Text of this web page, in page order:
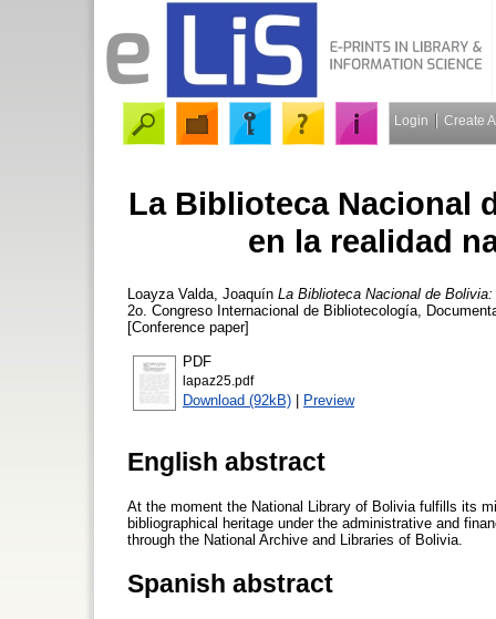
Login Create
La Biblioteca Nacional
en la realidad
Loayza Valda, Joaquín La Biblioteca Nacional de
2o. Congreso Internacional de Bibliotecología,
[Conference paper]
PDF
lapaz25.pdf
Download (92kB) | Preview
English abstract
At the moment the National Library of Bolivia fulfills its
bibliographical heritage under the administrative and
through the National Archive and Libraries of Bolivia.
Spanish abstract